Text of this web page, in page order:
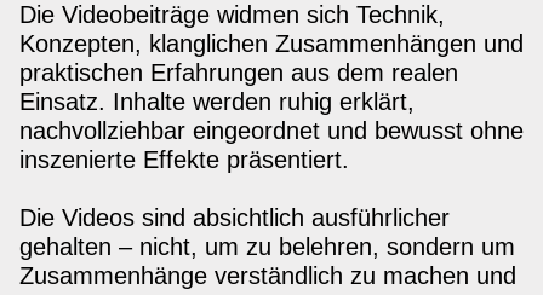
Die Videobeiträge widmen sich Technik,
Konzepten, klanglichen Zusammenhängen und
praktischen Erfahrungen aus dem realen
Einsatz. Inhalte werden ruhig erklärt,
nachvollziehbar eingeordnet und bewusst ohne
inszenierte Effekte präsentiert.
Die Videos sind absichtlich ausführlicher
gehalten – nicht, um zu belehren, sondern um
Zusammenhänge verständlich zu machen und